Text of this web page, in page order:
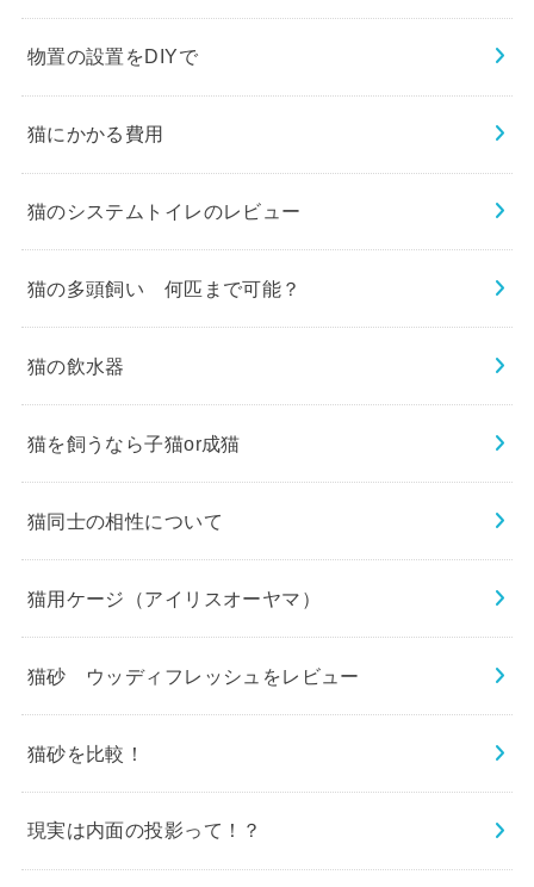
物置の設置をDIYで
猫にかかる費用
猫のシステムトイレのレビュー
猫の多頭飼い 何匹まで可能？
猫の飲水器
猫を飼うなら子猫or成猫
猫同士の相性について
猫用ケージ（アイリスオーヤマ）
猫砂 ウッディフレッシュをレビュー
猫砂を比較！
現実は内面の投影って！？